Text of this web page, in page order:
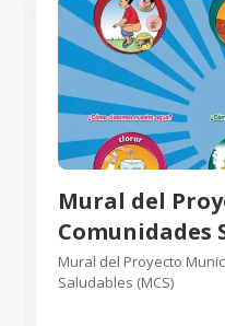
Mural del
Comunidades
Mural del Proyecto
Saludables (MCS)